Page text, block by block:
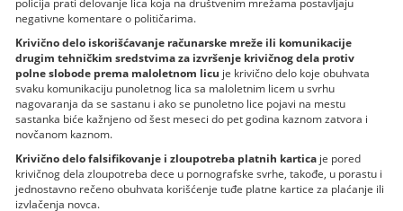
negativne komentare o političarima.
Krivično delo iskorišćavanje računarske mreže ili komunikacije
drugim tehničkim sredstvima za izvršenje krivičnog dela protiv
polne slobode prema maloletnom licu je krivično delo koje obuhvata
svaku komunikaciju punoletnog lica sa maloletnim licem u svrhu
nagovaranja da se sastanu i ako se punoletno lice pojavi na mestu
sastanka biće kažnjeno od šest meseci do pet godina kaznom zatvora i
novčanom kaznom.
Krivično delo falsifikovanje i zloupotreba platnih kartica je pored
krivičnog dela zloupotreba dece u pornografske svrhe, takođe, u porastu i
jednostavno rečeno obuhvata korišćenje tuđe platne kartice za plaćanje ili
izvlačenja novca.